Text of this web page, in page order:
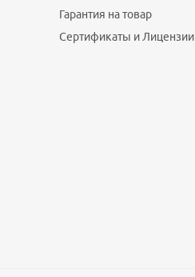
Гарантия на товар
Сертификаты и Лицензии